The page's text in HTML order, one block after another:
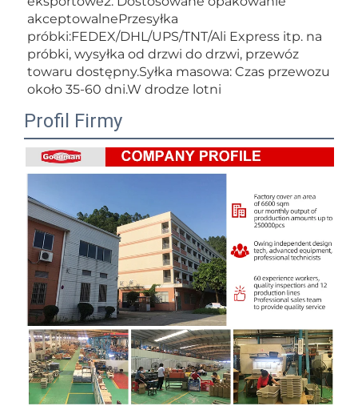
akceptowalnePrzesyłka
próbki:FEDEX/DHL/UPS/TNT/Ali Express itp. na
próbki, wysyłka od drzwi do drzwi, przewóz
towaru dostępny.Syłka masowa: Czas przewozu
około 35-60 dni.W drodze lotni
Profil Firmy